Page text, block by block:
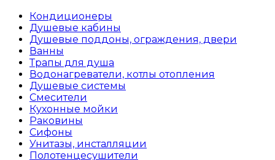
Кондиционеры
Душевые кабины
Душевые поддоны, ограждения, двери
Ванны
Трапы для душа
Водонагреватели, котлы отопления
Душевые системы
Смесители
Кухонные мойки
Раковины
Сифоны
Унитазы, инсталляции
Полотенцесушители